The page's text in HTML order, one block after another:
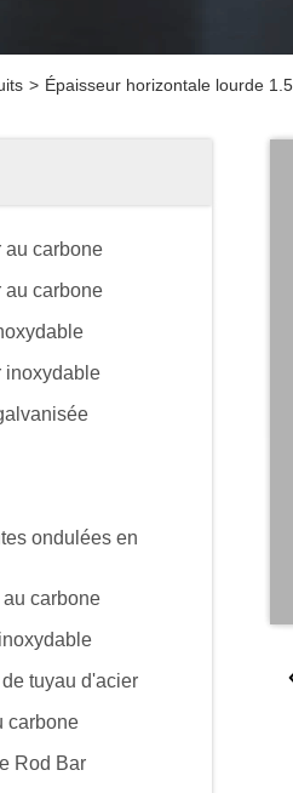
> Épaisseur horizontale lourde
au carbone
au carbone
inoxydable
ondulées en
carbone
tuyau d'acier
carbone
Rod Bar